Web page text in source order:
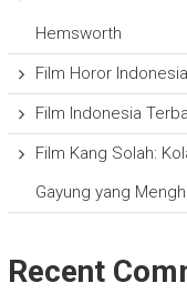
Hemsworth
Film Horor
Film Indonesia
Film Kang Solah:
Gayung yang
Recent